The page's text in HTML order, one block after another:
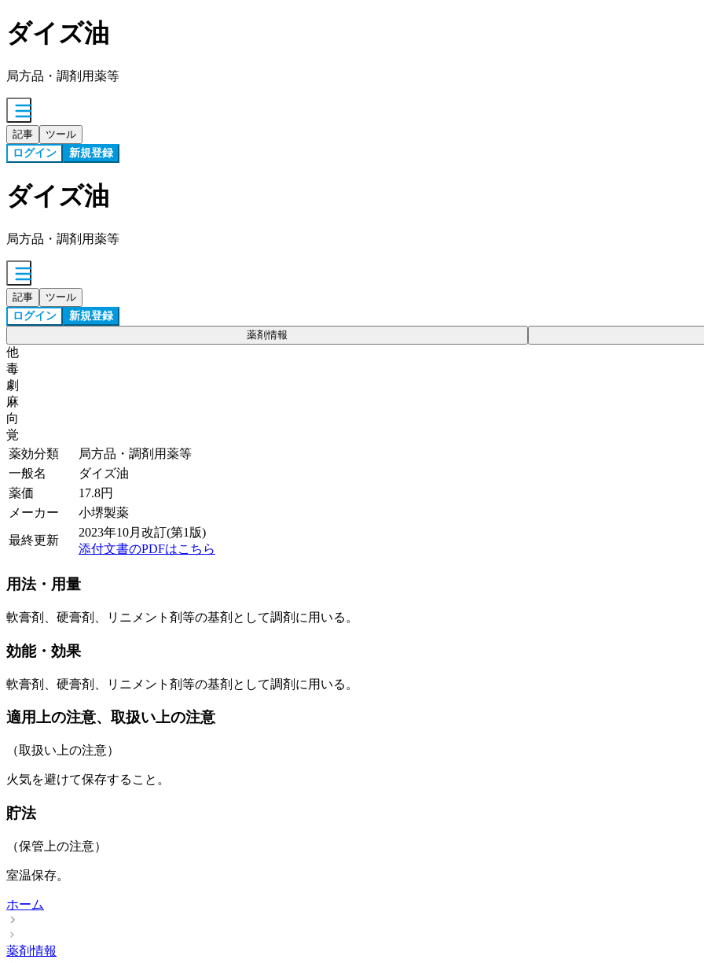
ダイズ油
局方品・調剤用薬等
記事 ツール
ログイン 新規登録
ダイズ油
局方品・調剤用薬等
記事 ツール
ログイン 新規登録
薬剤情報
他
毒
劇
麻
向
覚
薬効分類
局方品・調剤用薬等
一般名
ダイズ油
薬価
17.8円
メーカー
小堺製薬
最終更新
2023年10月改訂(第1版)
添付文書のPDFはこちら
用法・用量
軟膏剤、硬膏剤、リニメント剤等の基剤として調剤に用いる。
効能・効果
軟膏剤、硬膏剤、リニメント剤等の基剤として調剤に用いる。
適用上の注意、取扱い上の注意
（取扱い上の注意）
火気を避けて保存すること。
貯法
（保管上の注意）
室温保存。
ホーム
薬剤情報